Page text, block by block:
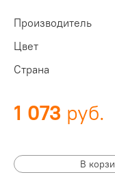
Производитель
Цвет
Страна
1 073
В